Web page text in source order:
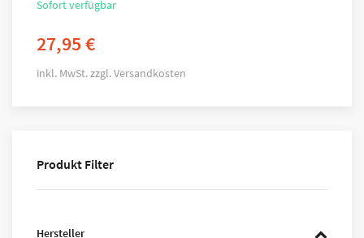
Produkt Filter
Hersteller
Sofort verfügbar
27,95€
inkl. MwSt.zzgl.Versandkosten